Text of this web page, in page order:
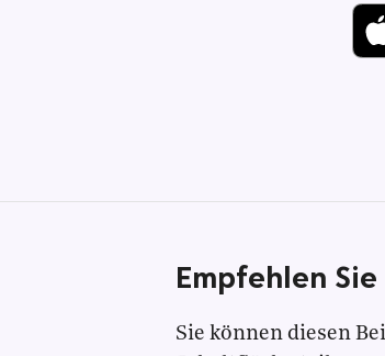
Empfehlen
Sie können diesen